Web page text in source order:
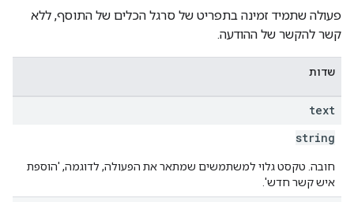
פעולה שתמיד זמינה בתפריט של סרגל הכלים של התוסף, ללא
קשר להקשר של ההודעה.
שדות
text
string
חובה. טקסט גלוי למשתמשים שמתאר את הפעולה, לדוגמה, 'הוספת
איש קשר חדש'.